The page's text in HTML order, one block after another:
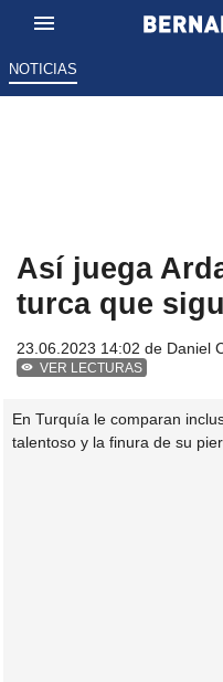
NOTICIAS
Así juega
turca que
23.06.2023 14:02 de Daniel
VER LECTURAS
En Turquía le comparan
talentoso y la finura de su